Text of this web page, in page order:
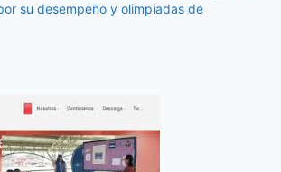
su desempeño y olimpiadas de